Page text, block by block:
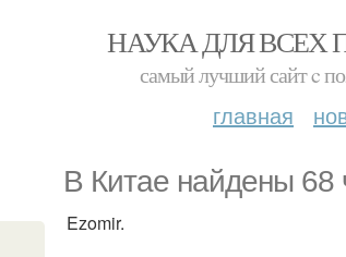
НАУКА ДЛЯ
самый лучший сайт c
главная
В Китае найдены 68
Ezomir.